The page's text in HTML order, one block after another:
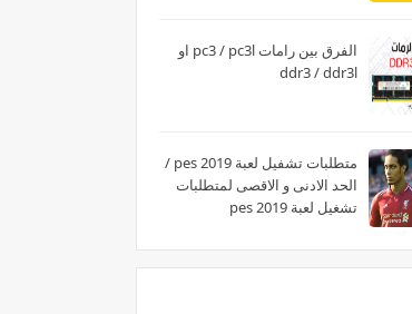
الفرق بين رامات pc3 / pc3l او
ddr3 / ddr3l
متطلبات تشفيل لعبة pes 2019 /
الحد الادنى و الاقصى لمتطلبات
تشغيل لعبة pes 2019